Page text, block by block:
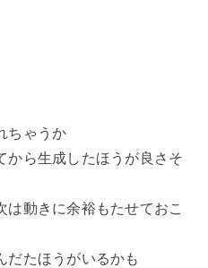
ちゃうか
から生成したほうが良さそ
動きに余裕もたせておこ
だたほうがいるかも